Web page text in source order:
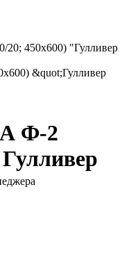
450х600) "Гулливер
Ф-2